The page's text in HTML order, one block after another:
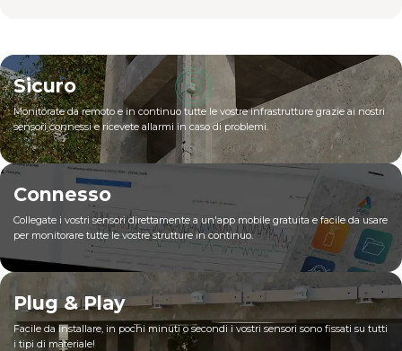
Sicuro
Monitorate da remoto e in continuo tutte le vostre infrastrutture grazie ai nostri
sensori connessi e ricevete allarmi in caso di problemi.
Connesso
Collegate i vostri sensori direttamente a un'app mobile gratuita e facile da usare
per monitorare tutte le vostre strutture in continuo.
Plug & Play
Facile da installare, in pochi minuti o secondi i vostri sensori sono fissati su tutti
i tipi di materiale!